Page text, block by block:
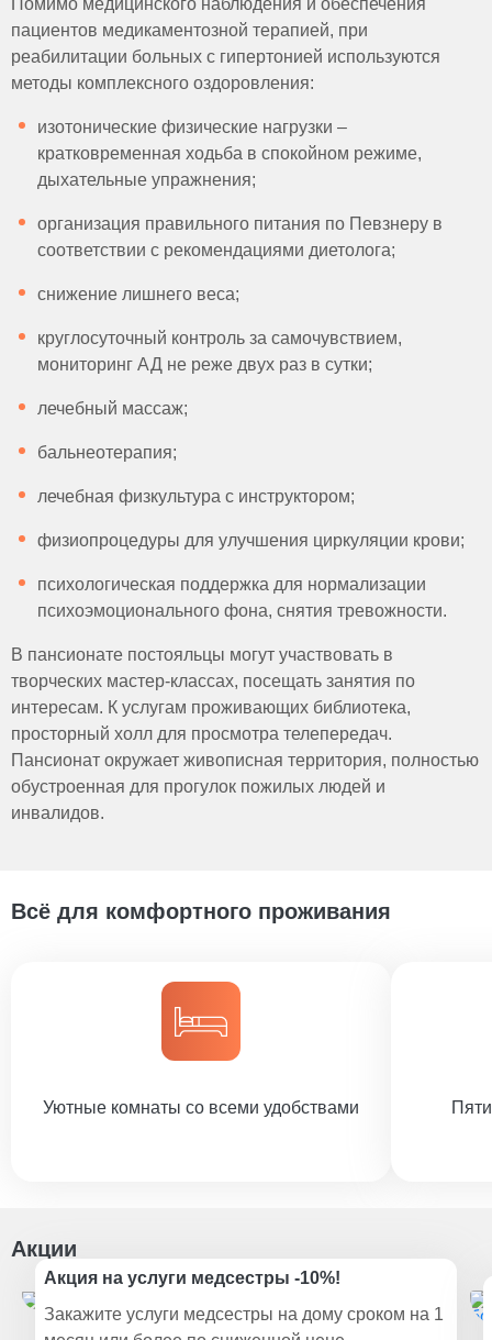
Помимо медицинского наблюдения и обеспечения
пациентов медикаментозной терапией, при
реабилитации больных с гипертонией используются
методы комплексного оздоровления:
изотонические физические нагрузки –
кратковременная ходьба в спокойном режиме,
дыхательные упражнения;
организация правильного питания по Певзнеру в
соответствии с рекомендациями диетолога;
снижение лишнего веса;
круглосуточный контроль за самочувствием,
мониторинг АД не реже двух раз в сутки;
лечебный массаж;
бальнеотерапия;
лечебная физкультура с инструктором;
физиопроцедуры для улучшения циркуляции крови;
психологическая поддержка для нормализации
психоэмоционального фона, снятия тревожности.
В пансионате постояльцы могут участвовать в
творческих мастер-классах, посещать занятия по
интересам. К услугам проживающих библиотека,
просторный холл для просмотра телепередач.
Пансионат окружает живописная территория, полностью
обустроенная для прогулок пожилых людей и
инвалидов.
Всё для комфортного проживания
Уютные комнаты со всеми удобствами
Акции
Акция на услуги медсестры -10%!
Закажите услуги медсестры на дому сроком на 1